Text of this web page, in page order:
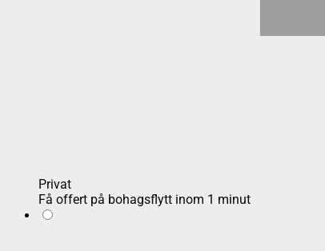
Privat
Få offert på bohagsflytt inom 1 minut